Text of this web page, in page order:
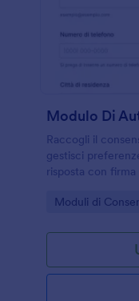
Raccogli il
gestisci
risposta con
Go to Category:
Moduli di